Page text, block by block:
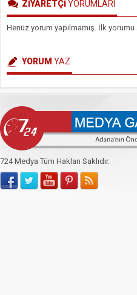
ZİYARETÇİYORUMLARI
Henüz yorum yapılmamış. İlk
YORUM YAZ
724 Medya Tüm Hakları Saklıdır.